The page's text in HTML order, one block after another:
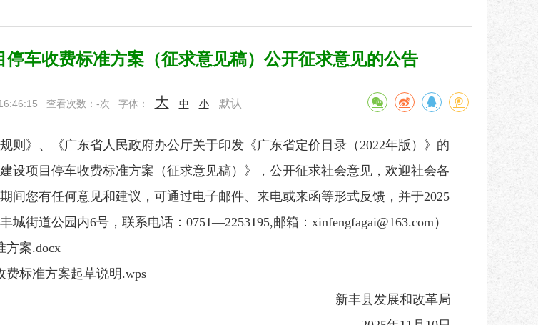
车收费标准方案（征求意见稿）公开征求意见的公告
查看次数： -次 字体： 大 中 小 默认
》、《广东省人民政府办公厅关于印发《广东省定价目录（2022年版）》的
设项目停车收费标准方案（征求意见稿）》，公开征求社会意见，欢迎社会各
间您有任何意见和建议，可通过电子邮件、来电或来函等形式反馈，并于2025
街道公园内6号，联系电话：0751―2253195,邮箱：xinfengfagai@163.com）
方案.docx
标准方案起草说明.wps
新丰县发展和改革局